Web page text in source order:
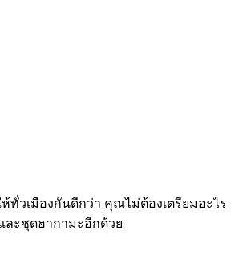
วเมืองกันดีกว่า คุณไม่ต้องเตรียมอะไ
ละชุดฮากามะอีกด้วย